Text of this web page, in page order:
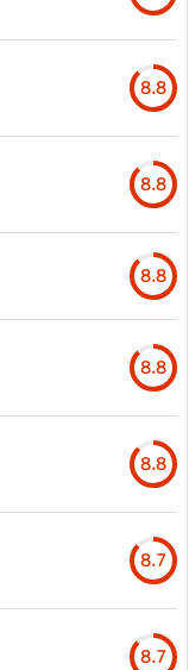
8.8
8.8
8.8
8.8
8.8
8.7
8.7